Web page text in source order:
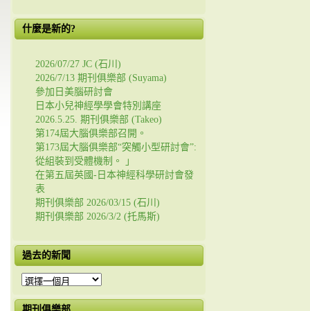
什麼是新的?
2026/07/27 JC (石川)
2026/7/13 期刊俱樂部 (Suyama)
參加日美腦研討會
日本小兒神經學學會特別講座
2026.5.25. 期刊俱樂部 (Takeo)
第174屆大腦俱樂部召開。
第173屆大腦俱樂部“突觸小型研討會”:
從組裝到受體機制。 」
在第五屆英國-日本神經科學研討會發
表
期刊俱樂部 2026/03/15 (石川)
期刊俱樂部 2026/3/2 (托馬斯)
過去的新聞
過
的